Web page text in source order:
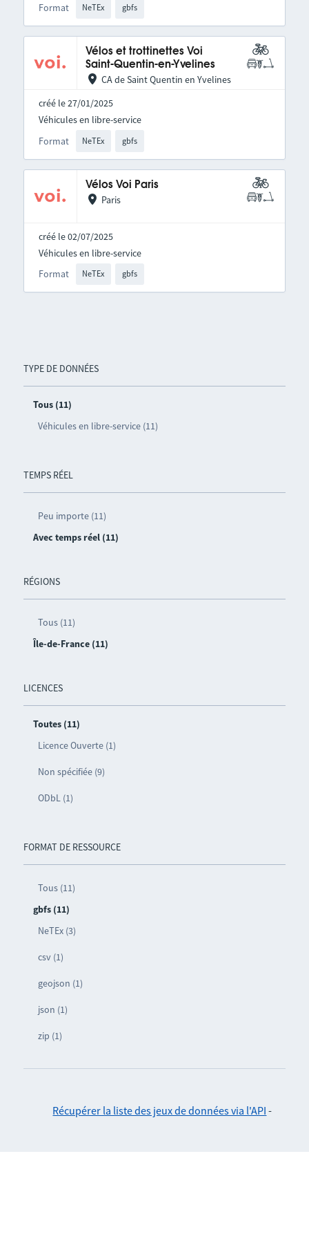
TYPE DE DONNÉES
Tous (11)
Véhicules en libre-service (11)
TEMPS RÉEL
Peu importe (11)
Avec temps réel (11)
RÉGIONS
Tous (11)
Île-de-France (11)
LICENCES
Toutes (11)
Licence Ouverte (1)
Non spécifiée (9)
ODbL (1)
FORMAT DE RESSOURCE
Tous (11)
gbfs (11)
NeTEx (3)
csv (1)
geojson (1)
json (1)
zip (1)
Format NeTEx gbfs
Vélos et trottinettes Voi
Saint-Quentin-en-Yvelines
CA de Saint Quentin en Yvelines
créé le 27/01/2025
Format NeTEx gbfs
Véhicules en libre-service
Vélos Voi Paris
Paris
créé le 02/07/2025
Format NeTEx gbfs
Véhicules en libre-service
Récupérer la liste des jeux de données via l'API -